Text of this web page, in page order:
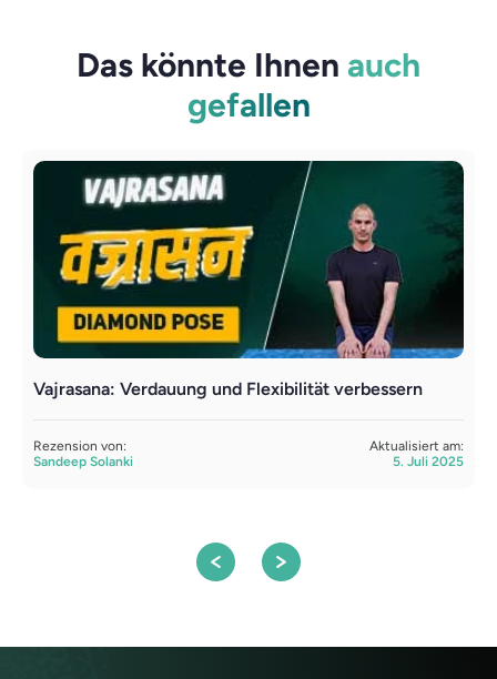
Das könnte Ihnen auch
gefallen
Vajrasana: Verdauung und Flexibilität verbessern
Rezension von:
Sandeep Solanki
Aktualisiert am:
5. Juli 2025